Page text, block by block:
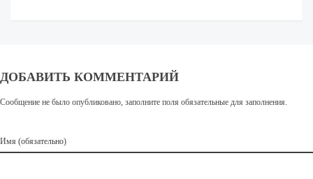
ДОБАВИТЬ КОММЕНТАРИЙ
Сообщение не было опубликовано, заполните поля обязательные для заполнения.
Имя (обязательно)